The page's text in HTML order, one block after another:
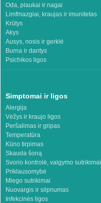
Oda, plaukai ir nagai
Limfmazgiai, kraujas ir imunitetas
Krūtys
Akys
Ausys, nosis ir gerklė
Burna ir dantys
Psichikos ligos
Simptomai ir ligos
Alergija
Vėžys ir kraujo ligos
Peršalimas ir gripas
Temperatūra
Kūno tirpimas
Skauda šoną
Svorio kontrolė, valgymo sutrikimai
Priklausomybė
Miego sutrikimai
Nuovargis ir silpnumas
Infekcinės ligos